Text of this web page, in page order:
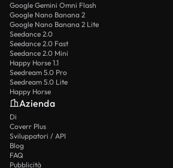
Google Gemini Omni Flash
Google Nano Banana 2
Google Nano Banana 2 Lite
Seedance 2.0
Seedance 2.0 Fast
Seedance 2.0 Mini
Happy Horse 1.1
Seedream 5.0 Pro
Seedream 5.0 Lite
Happy Horse
Azienda
Di
Coverr Plus
Sviluppatori / API
Blog
FAQ
Pubblicità